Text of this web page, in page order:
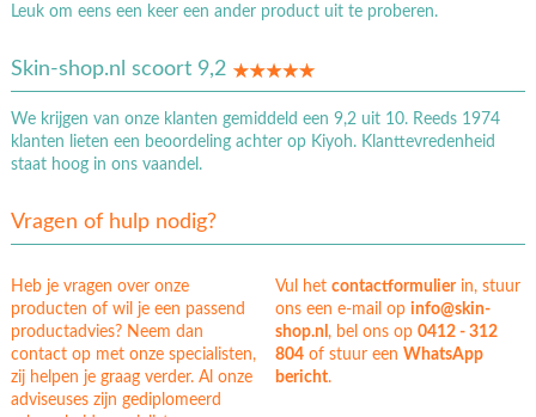
Leuk om eens een keer een ander product uit te proberen.
Skin-shop.nl scoort 9,2
We krijgen van onze klanten gemiddeld een 9,2 uit 10. Reeds 1974
klanten lieten een beoordeling achter op Kiyoh. Klanttevredenheid
staat hoog in ons vaandel.
Vragen of hulp nodig?
Heb je vragen over onze
producten of wil je een passend
productadvies? Neem dan
contact op met onze specialisten,
zij helpen je graag verder. Al onze
adviseuses zijn gediplomeerd
Vul hetcontactformulierin, stuur
ons een e-mail op info@skin-
shop.nl, bel ons op0412 - 312
804 of stuur eenWhatsApp
bericht.